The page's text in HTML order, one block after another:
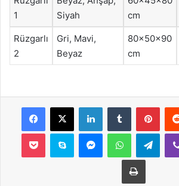
1
Siyah
cm
Rüzgarlı
2
Gri, Mavi,
Beyaz
80x50x90
cm
Facebook
X LinkedInTumblr
Pocket Skype MessengerWhatsApp
Yazdır